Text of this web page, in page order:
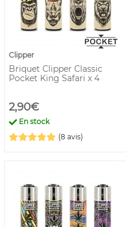
Clipper
Briquet Clipper Classic
Pocket King Safari x 4
2,90€
En stock
(8 avis)